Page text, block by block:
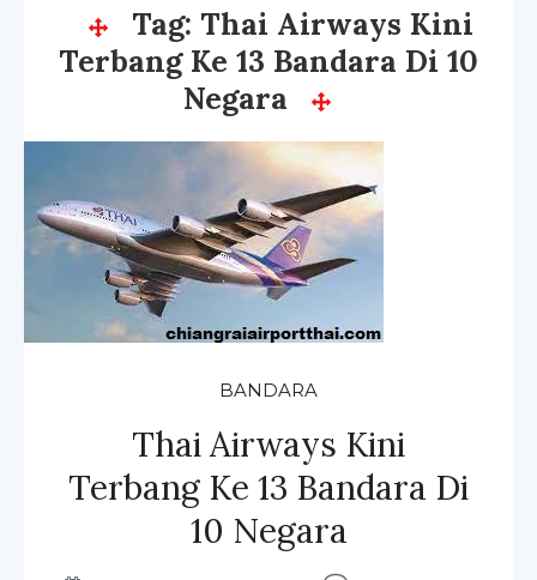
Tag: Thai Airways Kini
Terbang Ke 13 Bandara Di 10
Negara
BANDARA
Thai Airways Kini
Terbang Ke 13 Bandara Di
10 Negara